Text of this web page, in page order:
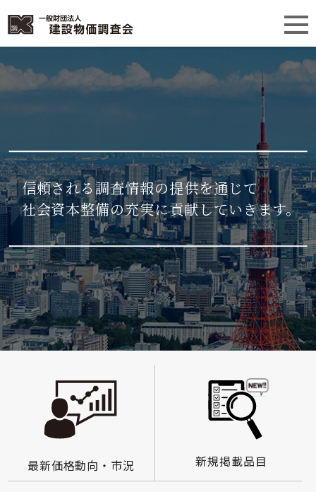
信頼される調査情報の提供を通じて
社会資本整備の充実に貢献していきます。
最新価格動向・市況 新規掲載品目